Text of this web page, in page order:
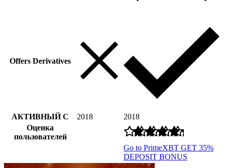
Offers Derivatives
АКТИВНЫЙ С 2018
2018
Оценка
пользователей
Go to PrimeXBT GET 35%
DEPOSIT BONUS